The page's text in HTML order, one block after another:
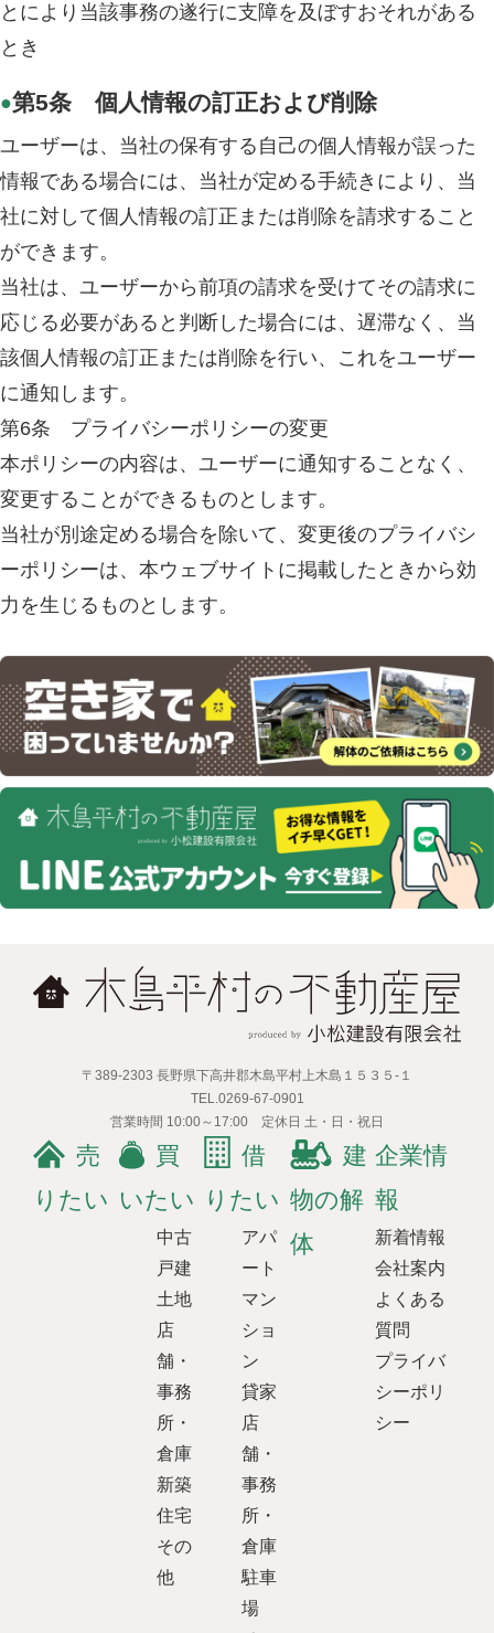
とにより当該事務の遂行に支障を及ぼすおそれがある
とき
●第5条 個人情報の訂正および削除
ユーザーは、当社の保有する自己の個人情報が誤った
情報である場合には、当社が定める手続きにより、当
社に対して個人情報の訂正または削除を請求すること
ができます。
当社は、ユーザーから前項の請求を受けてその請求に
応じる必要があると判断した場合には、遅滞なく、当
該個人情報の訂正または削除を行い、これをユーザー
に通知します。
第6条 プライバシーポリシーの変更
本ポリシーの内容は、ユーザーに通知することなく、
変更することができるものとします。
当社が別途定める場合を除いて、変更後のプライバシ
ーポリシーは、本ウェブサイトに掲載したときから効
力を生じるものとします。
〒389-2303 長野県下高井郡木島平村上木島１５３５-１
TEL.0269-67-0901
営業時間 10:00～17:00 定休日 土・日・祝日
売
りたい
買
いたい
中古
戸建
土地
店
舗・
事務
所・
倉庫
新築
住宅
その
他
借
りたい
アパ
ート
マン
ショ
ン
貸家
店
舗・
事務
所・
倉庫
駐車
場
建
物の解
体
企業情
報
新着情報
会社案内
よくある
質問
プライバ
シーポリ
シー